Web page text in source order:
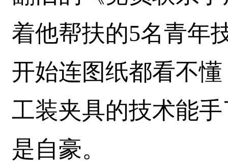
着他帮扶的5名青年
开始连图纸都看不
工装夹具的技术能
是自豪。